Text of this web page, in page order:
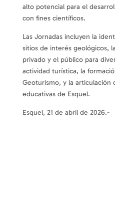
alto potencial para el
con fines científicos.
Las Jornadas incluyen la
sitios de interés geológicos,
privado y el público para
actividad turística, la
Geoturismo, y la articulación
educativas de Esquel.
Esquel, 21 de abril de 2026.-